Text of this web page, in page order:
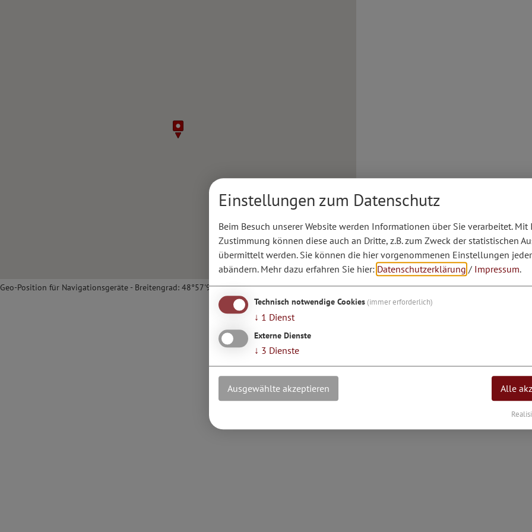
Geo-Position für Navigationsgeräte - Breitengrad: 48°57'9.5''N / Längengrad: 11°28'6.17''E
Einstellungen zum Datenschutz
Beim Besuch unserer Website werden Informationen über Sie verarbeitet. Mit
Zustimmung können diese auch an Dritte, z.B. zum Zweck der statistischen
übermittelt werden. Sie können die hier vorgenommenen Einstellungen
abändern. Mehr dazu erfahren Sie hier: Datenschutzerklärung / Impressum.
Technisch notwendige Cookies (immer erforderlich)
↓ 1 Dienst
Externe Dienste
↓ 3 Dienste
Ausgewählte akzeptieren Alle